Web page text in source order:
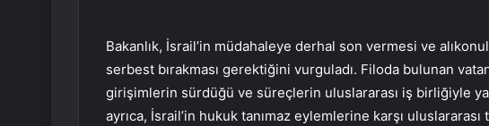
Bakanlık, İsrail’in müdahaleye derhal son vermesi ve
serbest bırakması gerektiğini vurguladı. Filoda bulunan
girişimlerin sürdüğü ve süreçlerin uluslararası iş birliğiyle
ayrıca, İsrail’in hukuk tanımaz eylemlerine karşı